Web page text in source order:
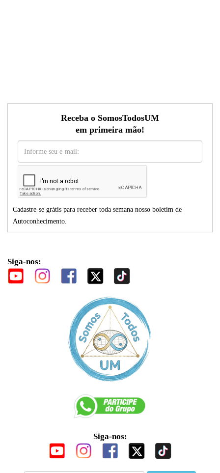
Receba o SomosTodosUM
em primeira mão!
Cadastre-se grátis para receber toda semana nosso boletim de
Autoconhecimento.
Siga-nos:
Siga-nos: